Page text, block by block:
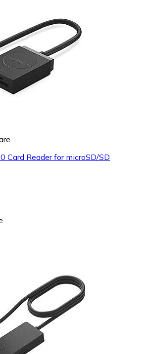
Card Reader for microSD/SD